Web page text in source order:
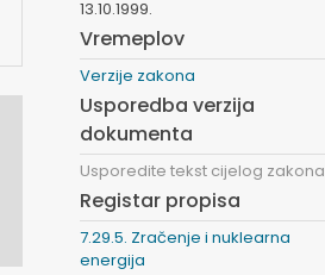
13.10.1999.
Vremeplov
Verzije zakona
Usporedba verzija
dokumenta
Usporedite tekst cijelog zakona
Registar propisa
7.29.5. Zračenje i nuklearna
energija